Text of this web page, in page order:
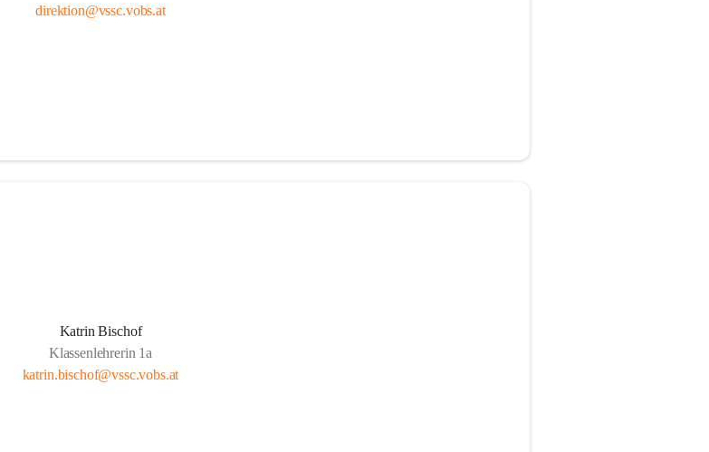
direktion@vssc.vobs.at
Katrin Bischof
Klassenlehrerin 1a
katrin.bischof@vssc.vobs.at